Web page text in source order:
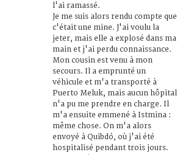
l'ai ramassé.
Je me suis alors rendu compte que
c'était une mine. J'ai voulu la
jeter, mais elle a explosé dans ma
main et j'ai perdu connaissance.
Mon cousin est venu à mon
secours. Il a emprunté un
véhicule et m'a transporté à
Puerto Meluk, mais aucun hôpital
n'a pu me prendre en charge. Il
m'a ensuite emmené à Istmina :
même chose. On m'a alors
envoyé à Quibdó, où j'ai été
hospitalisé pendant trois jours.